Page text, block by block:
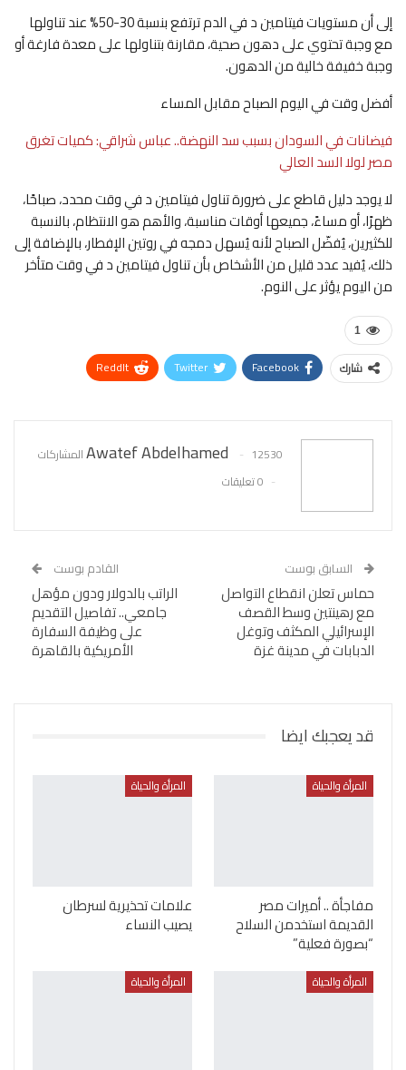
إلى أن مستويات فيتامين د في الدم ترتفع بنسبة 30-50% عند تناولها
مع وجبة تحتوي على دهون صحية، مقارنة بتناولها على معدة فارغة أو
وجبة خفيفة خالية من الدهون.
أفضل وقت في اليوم الصباح مقابل المساء
فيضانات في السودان بسبب سد النهضة.. عباس شراقي: كميات تغرق
مصر لولا السد العالي
لا يوجد دليل قاطع على ضرورة تناول فيتامين د في وقت محدد، صباحًا،
ظهرًا، أو مساءً، جميعها أوقات مناسبة، والأهم هو الانتظام، بالنسبة
للكثيرين، يُفضّل الصباح لأنه يُسهل دمجه في روتين الإفطار، بالإضافة إلى
ذلك، يُفيد عدد قليل من الأشخاص بأن تناول فيتامين د في وقت متأخر
من اليوم يؤثر على النوم.
1
شارك Facebook
Twitter
ReddIt
Awatef Abdelhamed
12530 المشاركات
0 تعليقات
السابق بوست
حماس تعلن انقطاع التواصل
مع رهينتين وسط القصف
الإسرائيلي المكثف وتوغل
الدبابات في مدينة غزة
القادم بوست
الراتب بالدولار ودون مؤهل
جامعي.. تفاصيل التقديم
على وظيفة السفارة
الأمريكية بالقاهرة
قد يعجبك ايضا
المرأة والحياة
مفاجأة .. أميرات مصر
القديمة استخدمن السلاح
“بصورة فعلية”
المرأة والحياة
علامات تحذيرية لسرطان
يصيب النساء
المرأة والحياة المرأة والحياة